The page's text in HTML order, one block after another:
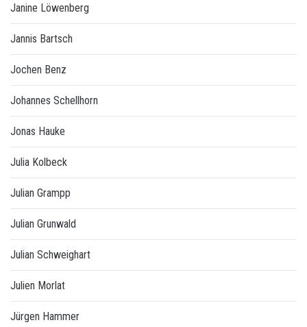
Janine Löwenberg
Jannis Bartsch
Jochen Benz
Johannes Schellhorn
Jonas Hauke
Julia Kolbeck
Julian Grampp
Julian Grunwald
Julian Schweighart
Julien Morlat
Jürgen Hammer